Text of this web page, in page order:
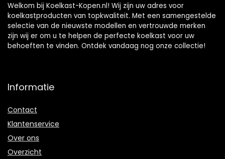
Welkom bij Koelkast-Kopen.nl! Wij zijn uw adres voor
koelkastproducten van topkwaliteit. Met een samengestelde
selectie van de nieuwste modellen en vertrouwde merken
zijn wij er om u te helpen de perfecte koelkast voor uw
behoeften te vinden. Ontdek vandaag nog onze collectie!
Informatie
Contact
Klantenservice
Over ons
Overzicht